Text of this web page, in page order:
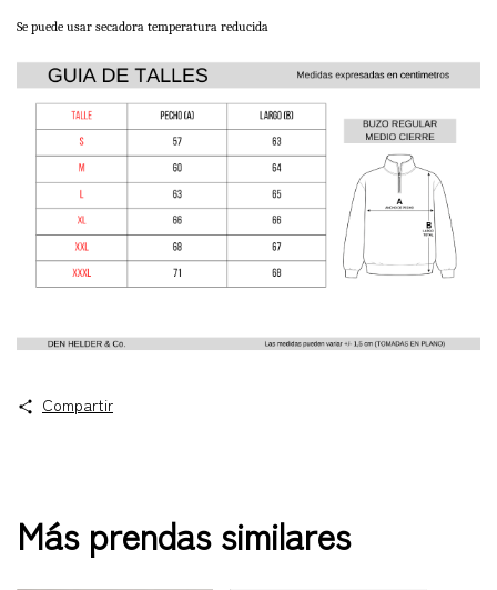
Se puede usar secadora temperatura reducida
Compartir
Más prendas similares